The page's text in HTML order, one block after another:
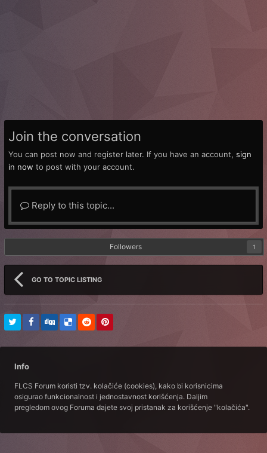
Join the conversation
You can post now and register later. If you have an account, sign
in now to post with your account.
Reply to this topic...
Followers 1
GO TO TOPIC LISTING
Info
FLCS Forum koristi tzv. kolačiće (cookies), kako bi korisnicima
osigurao funkcionalnost i jednostavnost korišćenja. Daljim
pregledom ovog Foruma dajete svoj pristanak za korišćenje "kolačića".